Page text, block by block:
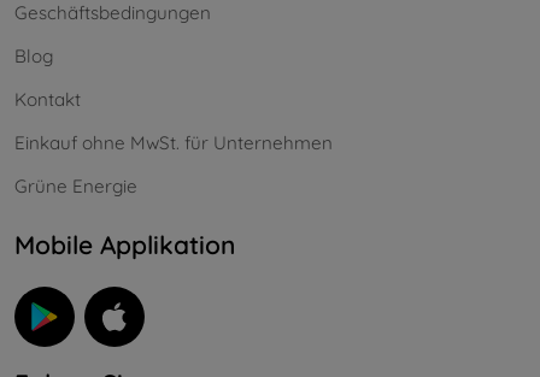
Geschäftsbedingungen
Blog
Kontakt
Einkauf ohne MwSt. für Unternehmen
Grüne Energie
Mobile Applikation